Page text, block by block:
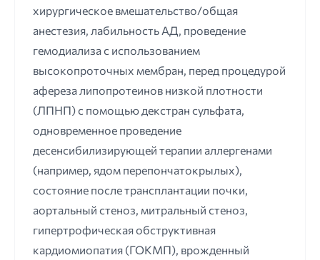
хирургическое вмешательство/общая
анестезия, лабильность АД, проведение
гемодиализа с использованием
высокопроточных мембран, перед процедурой
афереза липопротеинов низкой плотности
(ЛПНП) с помощью декстран сульфата,
одновременное проведение
десенсибилизирующей терапии аллергенами
(например, ядом перепончатокрылых),
состояние после трансплантации почки,
аортальный стеноз, митральный стеноз,
гипертрофическая обструктивная
кардиомиопатия (ГОКМП), врожденный